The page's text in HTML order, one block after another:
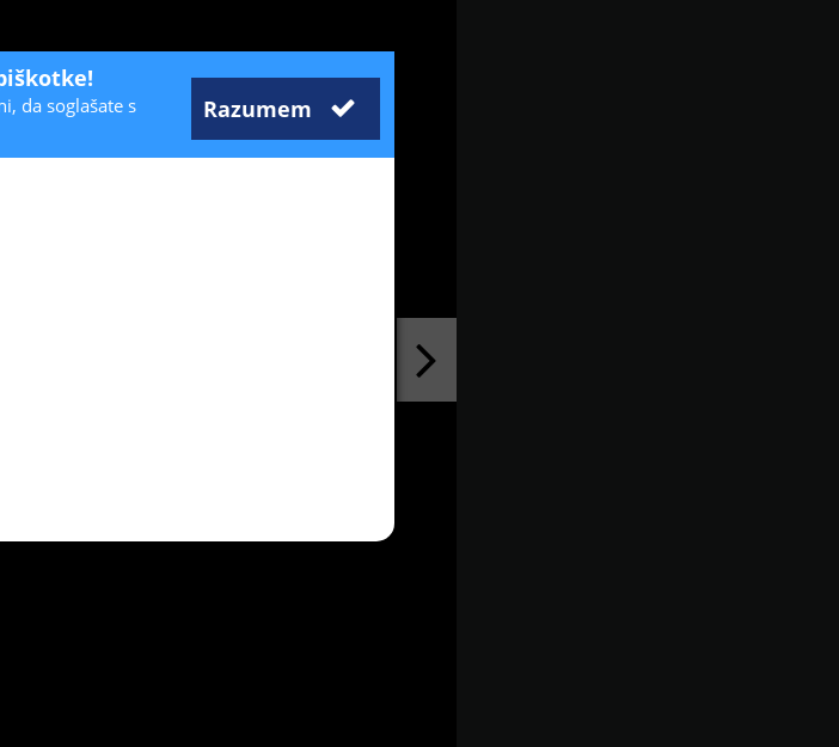
Razumem
da soglašate s